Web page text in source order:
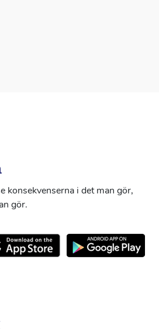
konsekvenserna i det man gör,
gör.